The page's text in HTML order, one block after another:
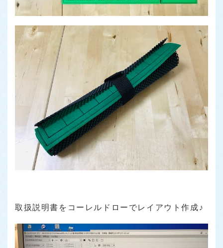
取扱説明書をコーレルドローでレイアウト作成♪